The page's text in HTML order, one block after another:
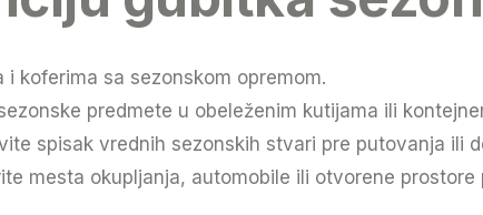
i koferima sa sezonskom opremom.
predmete u obeleženim kutijama ili
spisak vrednih sezonskih stvari pre putovanja ili
mesta okupljanja, automobile ili otvorene prostore